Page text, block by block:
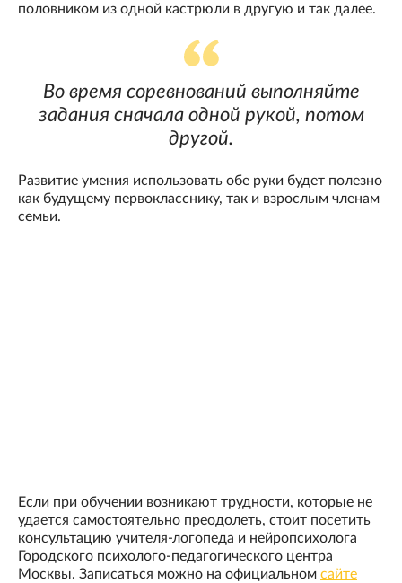
половником из одной кастрюли в другую и так далее.
Во время соревнований выполняйте
задания сначала одной рукой, потом
другой.
Развитие умения использовать обе руки будет полезно
как будущему первокласснику, так и взрослым членам
семьи.
Если при обучении возникают трудности, которые не
удается самостоятельно преодолеть, стоит посетить
консультацию учителя-логопеда и нейропсихолога
Городского психолого-педагогического центра
Москвы. Записаться можно на официальном сайте